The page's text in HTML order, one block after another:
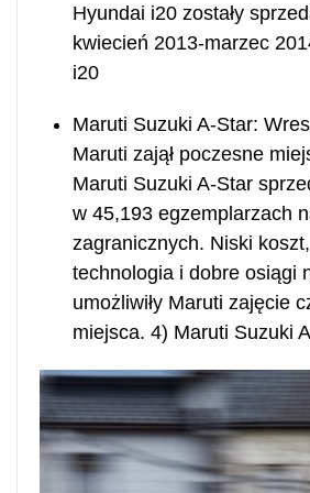
Hyundai i20 zostały
kwiecień 2013-marzec
i20
Maruti Suzuki A-Star:
Maruti zajął poczesne
Maruti Suzuki A-Star
w 45,193 egzemplarzach
zagranicznych. Niski
technologia i dobre osiągi
umożliwiły Maruti zajęcie
miejsca. 4) Maruti Suzuki